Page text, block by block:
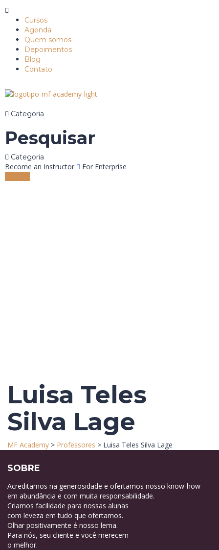
Cursos
Agenda
Quem somos
Depoimentos
Blog
Contato
Categoria
Pesquisar
Categoria
Become an Instructor
For Enterprise
Luisa Teles
Silva Lage
MF Academy > Professores > Luisa Teles Silva Lage
SOBRE
Acreditamos na generosidade e ofertamos nosso know-how
em abundância e com muita responsabilidade.
Criamos facilidade para nossas alunas
com leveza em tudo que ofertamos.
Olhar positivamente é nosso lema.
Para nós, seu cliente e você merecem
o melhor.